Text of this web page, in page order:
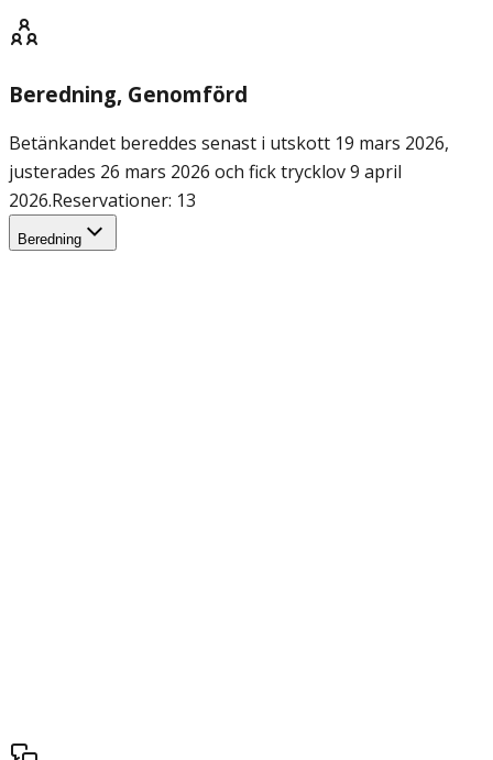
Beredning, Genomförd
Betänkandet bereddes senast i utskott 19 mars 2026,
justerades 26 mars 2026 och fick trycklov 9 april
2026.Reservationer: 13
Beredning